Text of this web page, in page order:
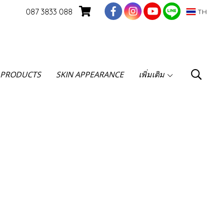
087 3833 088 TH
SKIN APPEARANCE เพิ่มเติม